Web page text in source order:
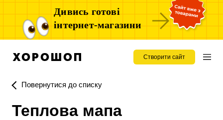
Дивись готові
інтернет-магазини
Створити сайт
Повернутися до списку
Теплова мапа